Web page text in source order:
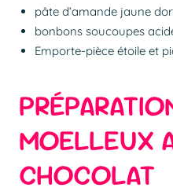
pâte d’amande jaune
bonbons soucoupes
Emporte-pièce étoile et
MOELLEUX
CHOCOLAT